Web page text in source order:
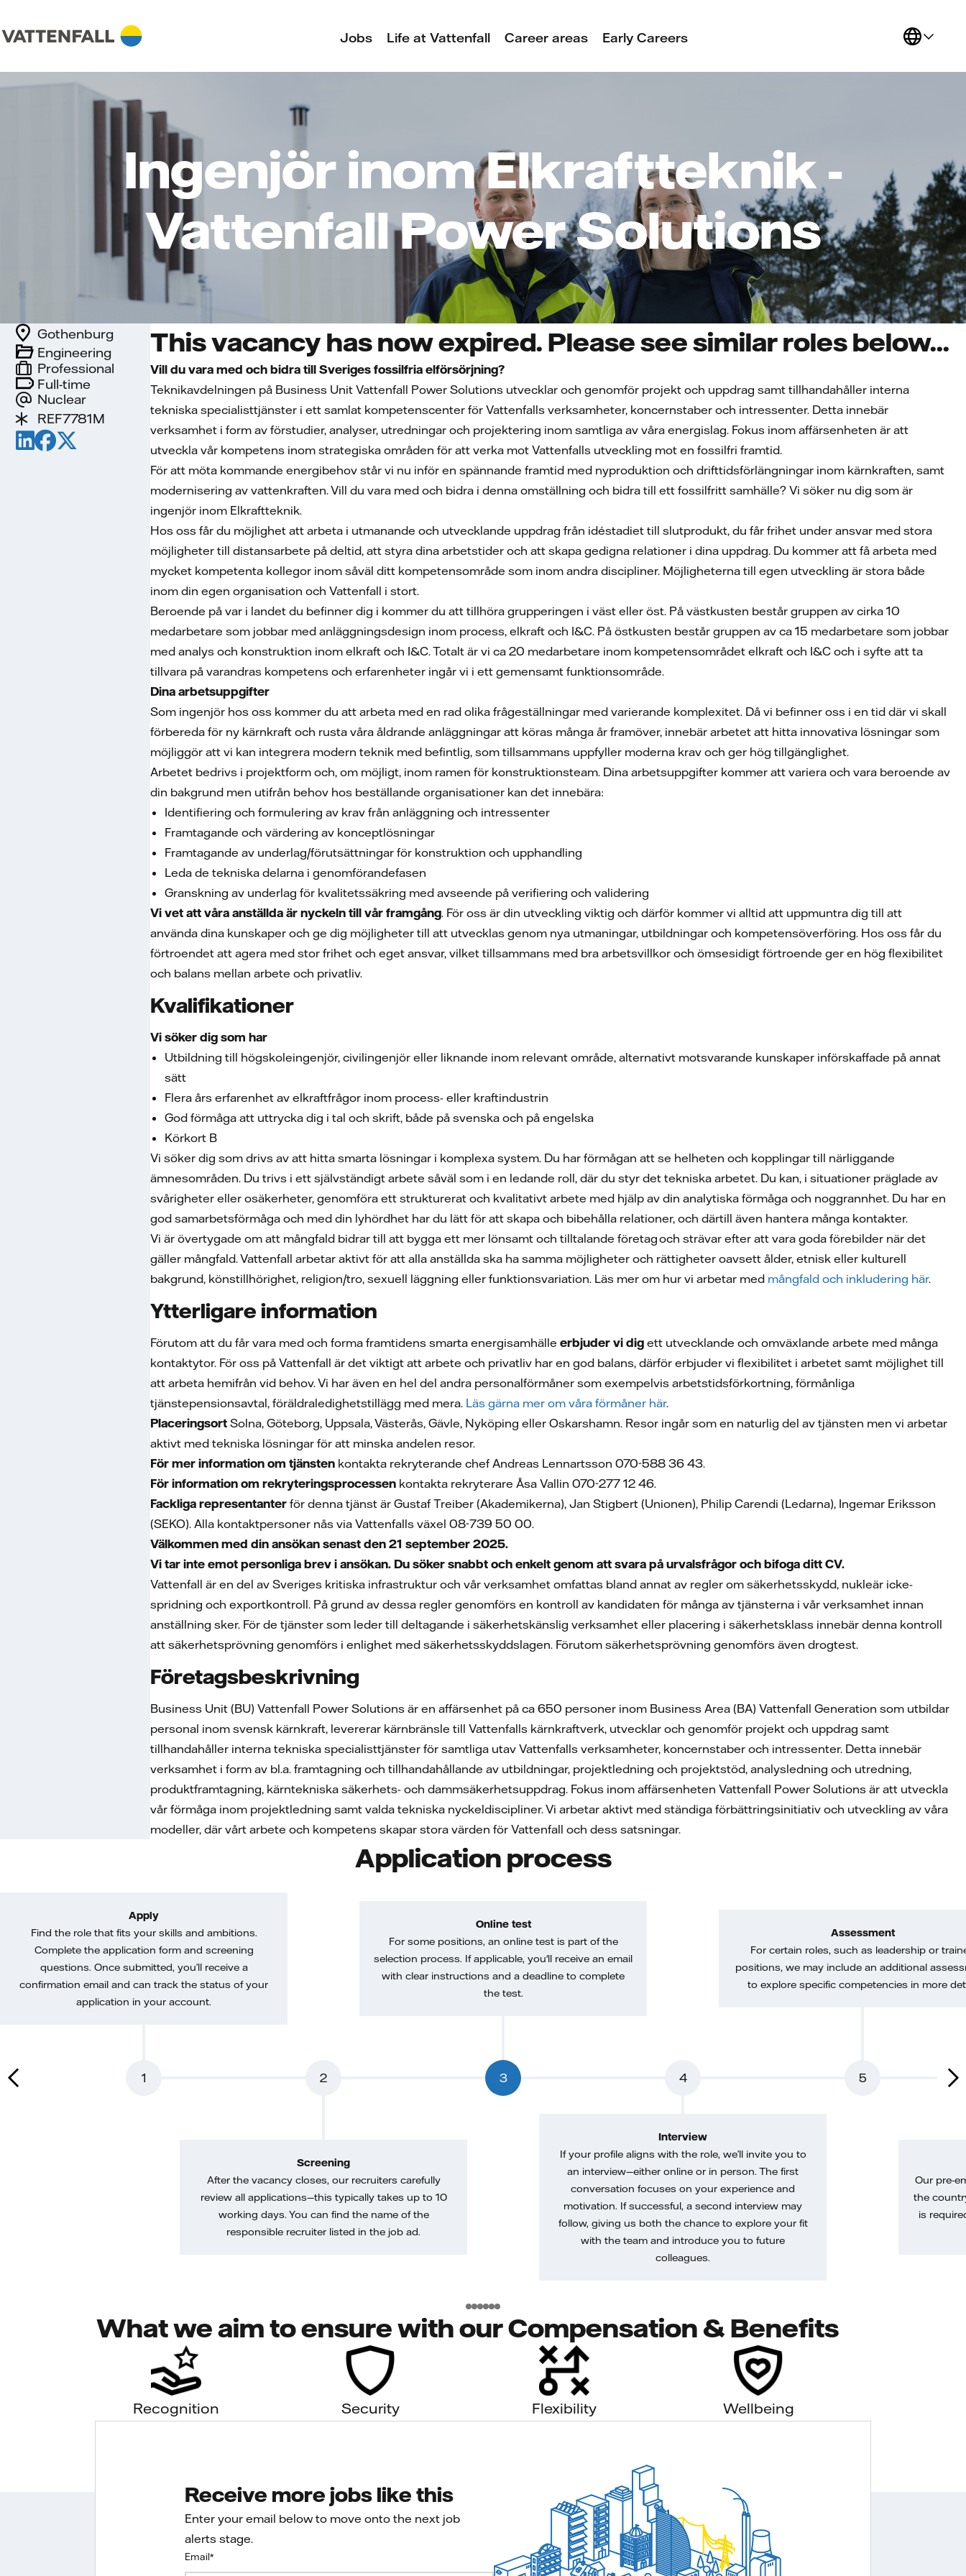
Jobs Life at Vattenfall Career areas Early Careers
Ingenjör inom Elkraftteknik -
Vattenfall Power Solutions
Full-time
Nuclear
Engineering
Gothenburg
Professional
REF7781M
This vacancy has now expired. Please see similar roles below...
Vill du vara med och bidra till Sveriges fossilfria elförsörjning?
Teknikavdelningen på Business Unit Vattenfall Power Solutions utvecklar och genomför projekt och uppdrag samt tillhandahåller interna
tekniska specialisttjänster i ett samlat kompetenscenter för Vattenfalls verksamheter, koncernstaber och intressenter. Detta innebär
verksamhet i form av förstudier, analyser, utredningar och projektering inom samtliga av våra energislag. Fokus inom affärsenheten är att
utveckla vår kompetens inom strategiska områden för att verka mot Vattenfalls utveckling mot en fossilfri framtid.
För att möta kommande energibehov står vi nu inför en spännande framtid med nyproduktion och drifttidsförlängningar inom kärnkraften, samt
modernisering av vattenkraften. Vill du vara med och bidra i denna omställning och bidra till ett fossilfritt samhälle? Vi söker nu dig som är
ingenjör inom Elkraftteknik.
Hos oss får du möjlighet att arbeta i utmanande och utvecklande uppdrag från idéstadiet till slutprodukt, du får frihet under ansvar med stora
möjligheter till distansarbete på deltid, att styra dina arbetstider och att skapa gedigna relationer i dina uppdrag. Du kommer att få arbeta med
mycket kompetenta kollegor inom såväl ditt kompetensområde som inom andra discipliner. Möjligheterna till egen utveckling är stora både
inom din egen organisation och Vattenfall i stort.
Beroende på var i landet du befinner dig i kommer du att tillhöra grupperingen i väst eller öst. På västkusten består gruppen av cirka 10
medarbetare som jobbar med anläggningsdesign inom process, elkraft och I&C. På östkusten består gruppen av ca 15 medarbetare som jobbar
med analys och konstruktion inom elkraft och I&C. Totalt är vi ca 20 medarbetare inom kompetensområdet elkraft och I&C och i syfte att ta
tillvara på varandras kompetens och erfarenheter ingår vi i ett gemensamt funktionsområde.
Dina arbetsuppgifter
Som ingenjör hos oss kommer du att arbeta med en rad olika frågeställningar med varierande komplexitet. Då vi befinner oss i en tid där vi skall
förbereda för ny kärnkraft och rusta våra åldrande anläggningar att köras många år framöver, innebär arbetet att hitta innovativa lösningar som
möjliggör att vi kan integrera modern teknik med befintlig, som tillsammans uppfyller moderna krav och ger hög tillgänglighet.
Arbetet bedrivs i projektform och, om möjligt, inom ramen för konstruktionsteam. Dina arbetsuppgifter kommer att variera och vara beroende av
din bakgrund men utifrån behov hos beställande organisationer kan det innebära:
Identifiering och formulering av krav från anläggning och intressenter
Framtagande och värdering av konceptlösningar
Framtagande av underlag/förutsättningar för konstruktion och upphandling
Leda de tekniska delarna i genomförandefasen
Granskning av underlag för kvalitetssäkring med avseende på verifiering och validering
Vi vet att våra anställda är nyckeln till vår framgång. För oss är din utveckling viktig och därför kommer vi alltid att uppmuntra dig till att
använda dina kunskaper och ge dig möjligheter till att utvecklas genom nya utmaningar, utbildningar och kompetensöverföring. Hos oss får du
förtroendet att agera med stor frihet och eget ansvar, vilket tillsammans med bra arbetsvillkor och ömsesidigt förtroende ger en hög flexibilitet
och balans mellan arbete och privatliv.
Kvalifikationer
Vi söker dig som har
Utbildning till högskoleingenjör, civilingenjör eller liknande inom relevant område, alternativt motsvarande kunskaper införskaffade på annat
sätt
Flera års erfarenhet av elkraftfrågor inom process- eller kraftindustrin
God förmåga att uttrycka dig i tal och skrift, både på svenska och på engelska
Körkort B
Vi söker dig som drivs av att hitta smarta lösningar i komplexa system. Du har förmågan att se helheten och kopplingar till närliggande
ämnesområden. Du trivs i ett självständigt arbete såväl som i en ledande roll, där du styr det tekniska arbetet. Du kan, i situationer präglade av
svårigheter eller osäkerheter, genomföra ett strukturerat och kvalitativt arbete med hjälp av din analytiska förmåga och noggrannhet. Du har en
god samarbetsförmåga och med din lyhördhet har du lätt för att skapa och bibehålla relationer, och därtill även hantera många kontakter.
Vi är övertygade om att mångfald bidrar till att bygga ett mer lönsamt och tilltalande företag och strävar efter att vara goda förebilder när det
gäller mångfald. Vattenfall arbetar aktivt för att alla anställda ska ha samma möjligheter och rättigheter oavsett ålder, etnisk eller kulturell
bakgrund, könstillhörighet, religion/tro, sexuell läggning eller funktionsvariation. Läs mer om hur vi arbetar med mångfald och inkludering här.
Ytterligare information
Förutom att du får vara med och forma framtidens smarta energisamhälle erbjuder vi dig ett utvecklande och omväxlande arbete med många
kontaktytor. För oss på Vattenfall är det viktigt att arbete och privatliv har en god balans, därför erbjuder vi flexibilitet i arbetet samt möjlighet till
att arbeta hemifrån vid behov. Vi har även en hel del andra personalförmåner som exempelvis arbetstidsförkortning, förmånliga
tjänstepensionsavtal, föräldraledighetstillägg med mera. Läs gärna mer om våra förmåner här.
Placeringsort Solna, Göteborg, Uppsala, Västerås, Gävle, Nyköping eller Oskarshamn. Resor ingår som en naturlig del av tjänsten men vi arbetar
aktivt med tekniska lösningar för att minska andelen resor.
För mer information om tjänsten kontakta rekryterande chef Andreas Lennartsson 070-588 36 43.
För information om rekryteringsprocessen kontakta rekryterare Åsa Vallin 070-277 12 46.
Fackliga representanter för denna tjänst är Gustaf Treiber (Akademikerna), Jan Stigbert (Unionen), Philip Carendi (Ledarna), Ingemar Eriksson
(SEKO). Alla kontaktpersoner nås via Vattenfalls växel 08-739 50 00.
Välkommen med din ansökan senast den 21 september 2025.
Vi tar inte emot personliga brev i ansökan. Du söker snabbt och enkelt genom att svara på urvalsfrågor och bifoga ditt CV.
Vattenfall är en del av Sveriges kritiska infrastruktur och vår verksamhet omfattas bland annat av regler om säkerhetsskydd, nukleär icke-
spridning och exportkontroll. På grund av dessa regler genomförs en kontroll av kandidaten för många av tjänsterna i vår verksamhet innan
anställning sker. För de tjänster som leder till deltagande i säkerhetskänslig verksamhet eller placering i säkerhetsklass innebär denna kontroll
att säkerhetsprövning genomförs i enlighet med säkerhetsskyddslagen. Förutom säkerhetsprövning genomförs även drogtest.
Företagsbeskrivning
Business Unit (BU) Vattenfall Power Solutions är en affärsenhet på ca 650 personer inom Business Area (BA) Vattenfall Generation som utbildar
personal inom svensk kärnkraft, levererar kärnbränsle till Vattenfalls kärnkraftverk, utvecklar och genomför projekt och uppdrag samt
tillhandahåller interna tekniska specialisttjänster för samtliga utav Vattenfalls verksamheter, koncernstaber och intressenter. Detta innebär
verksamhet i form av bl.a. framtagning och tillhandahållande av utbildningar, projektledning och projektstöd, analysledning och utredning,
produktframtagning, kärntekniska säkerhets- och dammsäkerhetsuppdrag. Fokus inom affärsenheten Vattenfall Power Solutions är att utveckla
vår förmåga inom projektledning samt valda tekniska nyckeldiscipliner. Vi arbetar aktivt med ständiga förbättringsinitiativ och utveckling av våra
modeller, där vårt arbete och kompetens skapar stora värden för Vattenfall och dess satsningar.
Application process
1
Apply
Find the role that fits your skills and ambitions.
Complete the application form and screening
questions. Once submitted, you’ll receive a
confirmation email and can track the status of your
application in your account.
2
Screening
After the vacancy closes, our recruiters carefully
review all applications—this typically takes up to 10
working days. You can find the name of the
responsible recruiter listed in the job ad.
3
Online test
For some positions, an online test is part of the
selection process. If applicable, you'll receive an email
with clear instructions and a deadline to complete
the test.
4
Interview
If your profile aligns with the role, we’ll invite you to
an interview—either online or in person. The first
conversation focuses on your experience and
motivation. If successful, a second interview may
follow, giving us both the chance to explore your fit
with the team and introduce you to future
colleagues.
5
Assessment
For certain roles, such as leadership or
positions, we may include an additional
to explore specific competencies in more
Our pre-
the
is
What we aim to ensure with our Compensation & Benefits
Recognition Security Flexibility Wellbeing
Receive more jobs like this
Enter your email below to move onto the next job
alerts stage.
Email*